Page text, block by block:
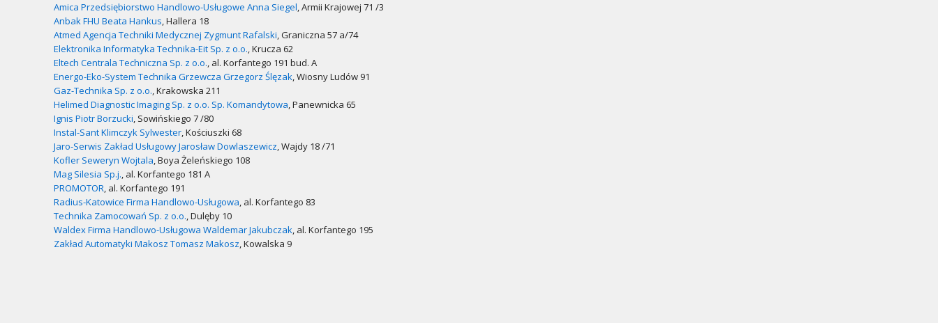
Amica Przedsiębiorstwo Handlowo-Usługowe Anna Siegel, Armii Krajowej 71 /3
Anbak FHU Beata Hankus, Hallera 18
Atmed Agencja Techniki Medycznej Zygmunt Rafalski, Graniczna 57 a/74
Elektronika Informatyka Technika-Eit Sp. z o.o., Krucza 62
Eltech Centrala Techniczna Sp. z o.o., al. Korfantego 191 bud. A
Energo-Eko-System Technika Grzewcza Grzegorz Ślęzak, Wiosny Ludów 91
Gaz-Technika Sp. z o.o., Krakowska 211
Helimed Diagnostic Imaging Sp. z o.o. Sp. Komandytowa, Panewnicka 65
Ignis Piotr Borzucki, Sowińskiego 7 /80
Instal-Sant Klimczyk Sylwester, Kościuszki 68
Jaro-Serwis Zakład Usługowy Jarosław Dowlaszewicz, Wajdy 18 /71
Kofler Seweryn Wojtala, Boya Żeleńskiego 108
Mag Silesia Sp.j., al. Korfantego 181 A
PROMOTOR, al. Korfantego 191
Radius-Katowice Firma Handlowo-Usługowa, al. Korfantego 83
Technika Zamocowań Sp. z o.o., Dulęby 10
Waldex Firma Handlowo-Usługowa Waldemar Jakubczak, al. Korfantego 195
Zakład Automatyki Makosz Tomasz Makosz, Kowalska 9